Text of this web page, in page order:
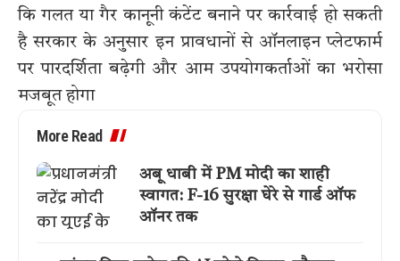
कि गलत या गैर कानूनी कंटेंट बनाने पर कार्रवाई हो सकती
है सरकार के अनुसार इन प्रावधानों से ऑनलाइन प्लेटफार्म
पर पारदर्शिता बढ़ेगी और आम उपयोगकर्ताओं का भरोसा
मजबूत होगा
More Read
अबू धाबी में PM मोदी का शाही
स्वागत: F-16 सुरक्षा घेरे से गार्ड ऑफ
ऑनर तक